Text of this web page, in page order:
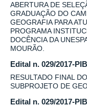
ABERTURA DE
GRADUAÇÃO DO
GEOGRAFIA PARA
PROGRAMA
DOCÊNCIA DA
MOURÃO.
Edital n. 029/2017-
RESULTADO FINAL
SUBPROJETO DE
Edital n. 029/2017-